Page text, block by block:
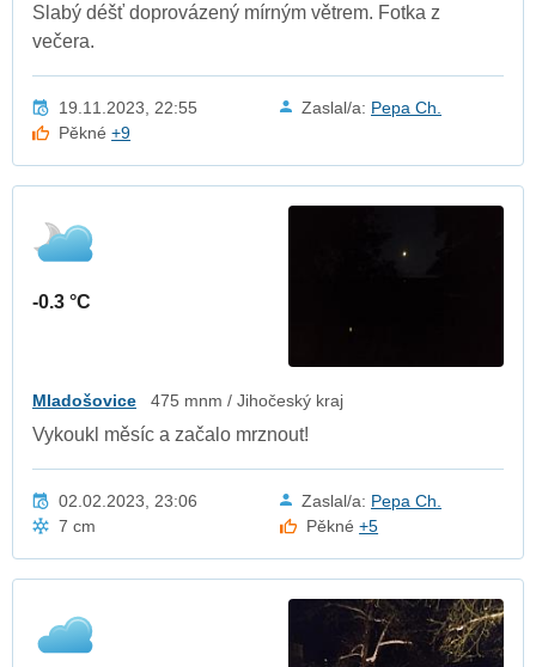
Slabý déšť doprovázený mírným větrem. Fotka z
večera.
19.11.2023, 22:55 Zaslal/a: Pepa Ch.
Pěkné+9
-0.3 °C
Mladošovice 475 mnm / Jihočeský kraj
Vykoukl měsíc a začalo mrznout!
02.02.2023, 23:06 Zaslal/a: Pepa Ch.
7 cm
Pěkné+5